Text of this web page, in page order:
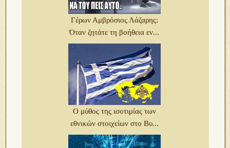
Γέρων Αμβρόσιος Λάζαρης:
Όταν ζητάτε τη βοήθεια εν...
Ο μύθος της ισοτιμίας των
εθνικών στοιχείων στο Βυ...